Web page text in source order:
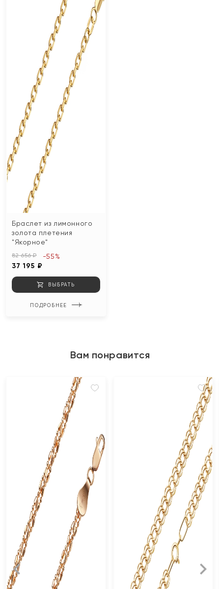
Браслет из лимонного
золота плетения
"Якорное"
82 656 ₽
37 195 ₽
-55%
ВЫБРАТЬ
ПОДРОБНЕЕ
Вам понравится